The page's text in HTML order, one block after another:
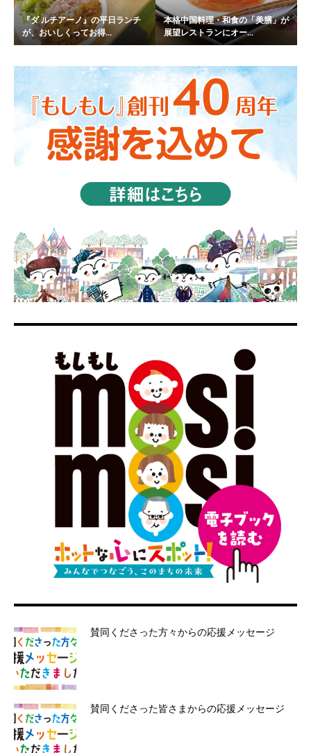
『ダ ルチアーノ』の平日ランチ
が、おいしくってお得...
本格中国料理・和食の「美膳」が
展望レストランにオー...
賛同くださった方々からの応援メッセージ
賛同くださった皆さまからの応援メッセージ